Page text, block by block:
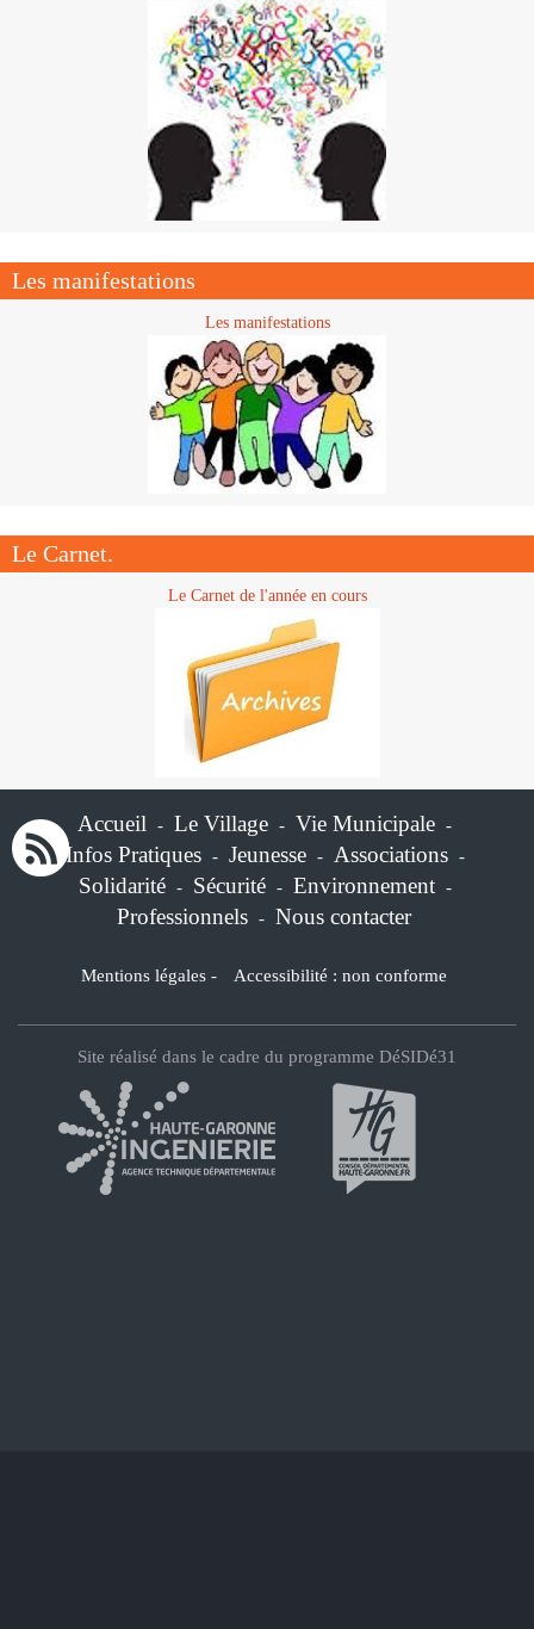
Les manifestations
Les manifestations
Le Carnet.
Le Carnet de l'année en cours
Accueil - Le Village - Vie Municipale -
Infos Pratiques - Jeunesse - Associations -
Solidarité - Sécurité - Environnement -
Professionnels - Nous contacter
Mentions légales - Accessibilité : non conforme
Site réalisé dans le cadre du programme DéSIDé31